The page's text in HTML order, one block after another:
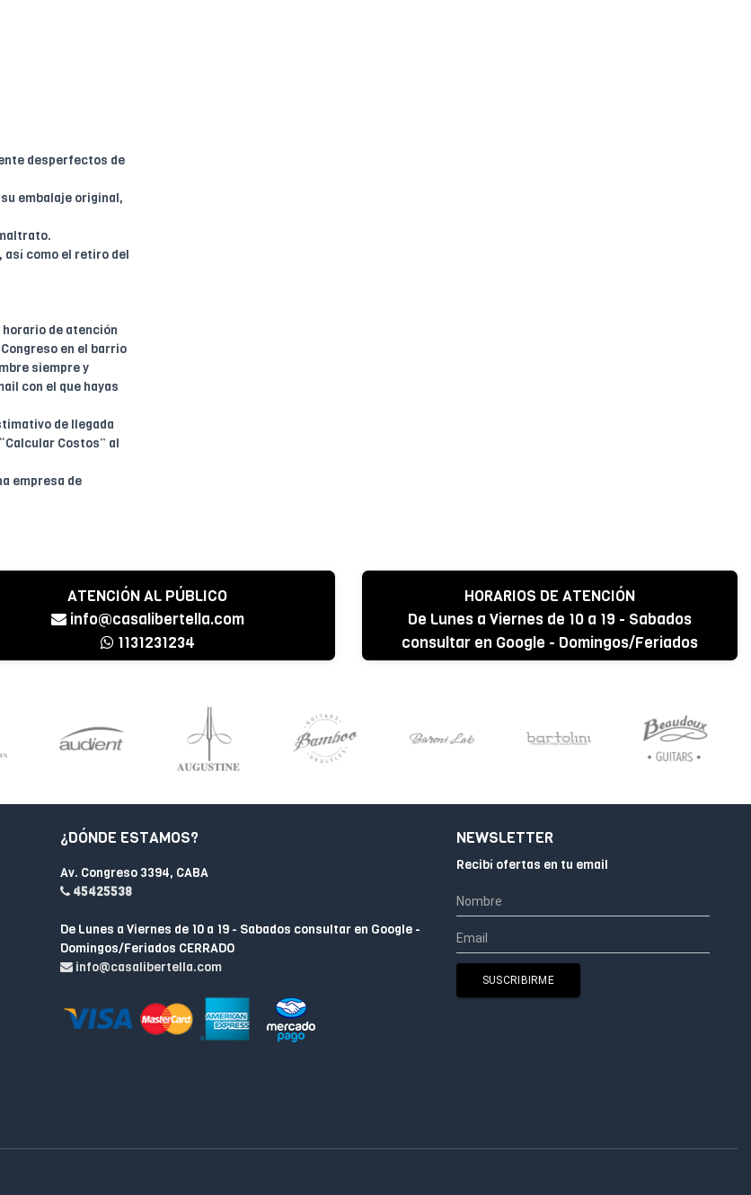
desperfectos de
embalaje original,
como el retiro del
de atención
en el barrio
siempre y
con el que hayas
de llegada
Costos” al
empresa de
ATENCIÓN AL PÚBLICO
info@casalibertella.com
1131231234
HORARIOS DE ATENCIÓN
De Lunes a Viernes de 10 a 19 - Sabados
consultar en Google - Domingos/Feriados
CERRADO
¿DÓNDE ESTAMOS?
Av. Congreso 3394, CABA
45425538
De Lunes a Viernes de 10 a 19 - Sabados consultar en Google -
Domingos/Feriados CERRADO
info@casalibertella.com
NEWSLETTER
Recibí ofertas en tu email